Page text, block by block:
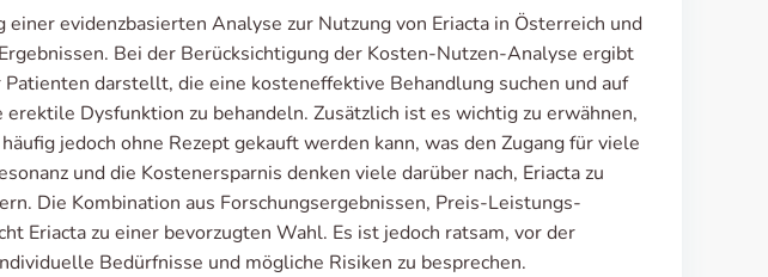
evidenzbasierten Analyse zur Nutzung von Eriacta in Österreich und
Bei der Berücksichtigung der Kosten-Nutzen-Analyse ergibt
darstellt, die eine kosteneffektive Behandlung suchen und auf
Dysfunktion zu behandeln. Zusätzlich ist es wichtig zu erwähnen,
jedoch ohne Rezept gekauft werden kann, was den Zugang für viele
und die Kostenersparnis denken viele darüber nach, Eriacta zu
Die Kombination aus Forschungsergebnissen, Preis-Leistungs-
Eriacta zu einer bevorzugten Wahl. Es ist jedoch ratsam, vor der
Bedürfnisse und mögliche Risiken zu besprechen.